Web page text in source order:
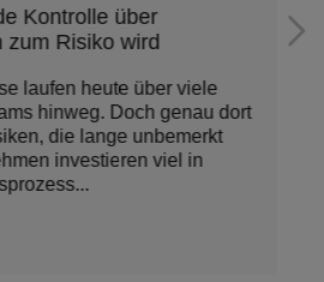
Kontrolle über
Risiko wird
laufen heute über viele
hinweg. Doch genau dort
die lange unbemerkt
investieren viel in